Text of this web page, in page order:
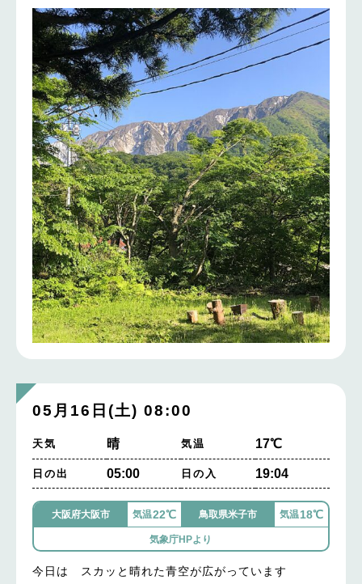
05月16日(土) 08:00
天気 晴 気温 17℃
日の出 05:00 日の入 19:04
大阪府大阪市 気温22℃ 鳥取県米子市 気温18℃
気象庁HPより
今日は スカッと晴れた青空が広がっています